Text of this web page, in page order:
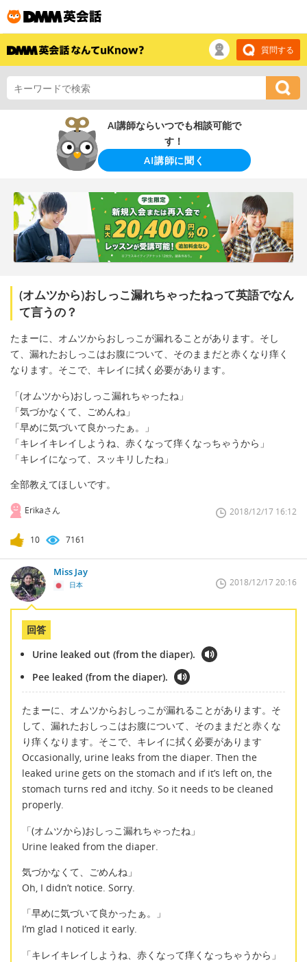
質問する
AI講師ならいつでも相談可能で
す！
AI講師に聞く
(オムツから)おしっこ漏れちゃったねって英語でなん
て言うの？
たまーに、オムツからおしっこが漏れることがあります。そし
て、漏れたおしっこはお腹について、そのままだと赤くなり痒く
なります。そこで、キレイに拭く必要があります。
「(オムツから)おしっこ漏れちゃったね」
「気づかなくて、ごめんね」
「早めに気づいて良かったぁ。」
「キレイキレイしようね、赤くなって痒くなっちゃうから」
「キレイになって、スッキリしたね」
全部教えてほしいです。
Erikaさん 2018/12/17 16:12
10 7161
Miss Jay
日本 2018/12/17 20:16
回答
Urine leaked out (from the diaper).
Pee leaked (from the diaper).
たまーに、オムツからおしっこが漏れることがあります。そ
して、漏れたおしっこはお腹について、そのままだと赤くな
り痒くなります。そこで、キレイに拭く必要があります
Occasionally, urine leaks from the diaper. Then the
leaked urine gets on the stomach and if it’s left on, the
stomach turns red and itchy. So it needs to be cleaned
properly.
「(オムツから)おしっこ漏れちゃったね」
Urine leaked from the diaper.
気づかなくて、ごめんね」
Oh, I didn’t notice. Sorry.
「早めに気づいて良かったぁ。」
I’m glad I noticed it early.
「キレイキレイしようね、赤くなって痒くなっちゃうから」